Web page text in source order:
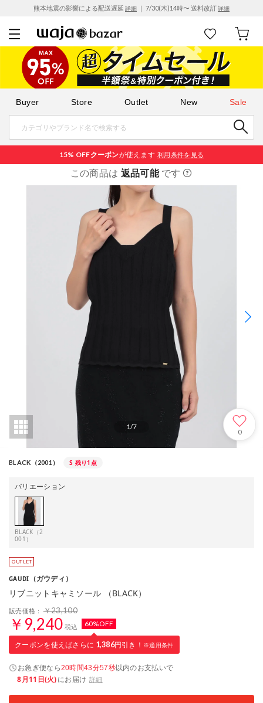
熊本地震の影響による配送遅延 詳細 ｜ 7/30(木)14時〜 送料改訂詳細
Buyer Store Outlet New Sale
15% OFFクーポンが使えます 利用条件を見る
この商品は 返品可能です
1/7
0
BLACK（2001） S 残り1点
バリエーション
BLACK（2
001）
GAUDI （ガウディ）
リブニットキャミソール （BLACK）
販売価格： ￥23,100
￥9,240 税込 60%OFF
クーポンを使えばさらに 1,386円引き！ ※適用条件
お急ぎ便なら20時間43分56秒以内のお支払いで
8月11日(火)にお届け 詳細